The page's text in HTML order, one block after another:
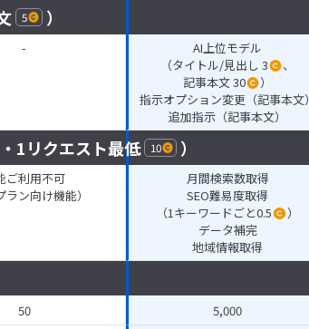
5 ）
-
AI上位モデル
（タイトル/見出し 3
、
記事本文 30
）
指示オプション変更（記事本文）
追加指示（記事本文）
・1リクエスト最低 10 ）
ご利用不可
ラン向け機能）
月間検索数取得
SEO難易度取得
（1キーワードごと0.5
）
データ補完
地域情報取得
50 5,000